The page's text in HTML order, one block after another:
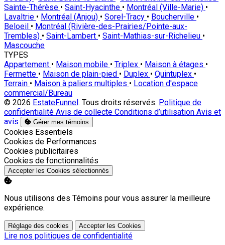
Sainte-Thérèse • Saint-Hyacinthe • Montréal (Ville-Marie) •
Lavaltrie • Montréal (Anjou) • Sorel-Tracy • Boucherville •
Beloeil • Montréal (Rivière-des-Prairies/Pointe-aux-
Trembles) • Saint-Lambert • Saint-Mathias-sur-Richelieu •
Mascouche
TYPES
Appartement • Maison mobile • Triplex • Maison à étages •
Fermette • Maison de plain-pied • Duplex • Quintuplex •
Terrain • Maison à paliers multiples • Location d'espace
commercial/Bureau
© 2026 EstateFunnel. Tous droits réservés. Politique de
confidentialité Avis de collecte Conditions d’utilisation Avis et
avis
Gérer mes témoins
Activer
Cookies Essentiels
Activer
Cookies de Performances
Activer
Cookies publicitaires
Activer
Cookies de fonctionnalités
Accepter les Cookies sélectionnés
Nous utilisons des Témoins pour vous assurer la meilleure
expérience.
Réglage des cookies Accepter les Cookies
Lire nos politiques de confidentialité